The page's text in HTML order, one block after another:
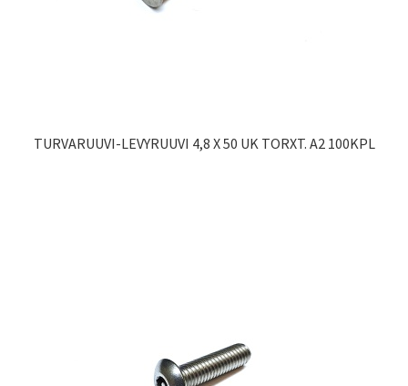
TURVARUUVI-LEVYRUUVI 4,8 X 50 UK TORXT. A2 100KPL